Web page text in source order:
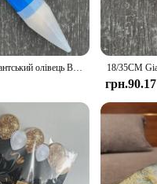
Дерев'яний гігантський олівець Веселий подарунок 18/35 см з гумкою Великий олівець Новинка Іграшка Реквізит для виступу Великий дерев'яний олівець Художник
грн.90.17